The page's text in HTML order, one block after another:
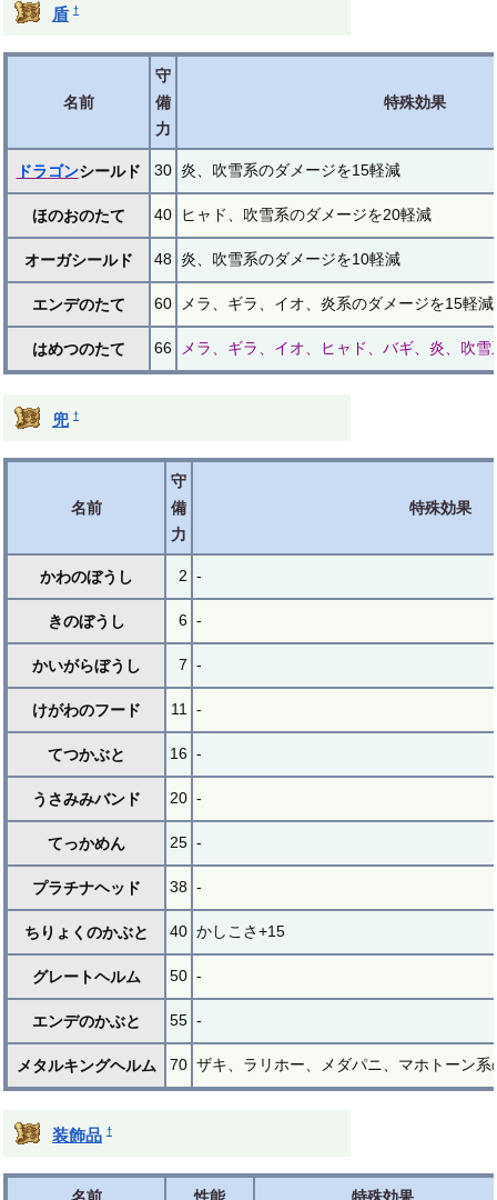
盾 †
名前
守
備
力
特殊効果
ドラゴンシールド 30 炎、吹雪系のダメージを15軽減
ほのおのたて 40 ヒャド、吹雪系のダメージを20軽減
オーガシールド 48 炎、吹雪系のダメージを10軽減
エンデのたて 60 メラ、ギラ、イオ、炎系のダメージを15軽減
はめつのたて 66 メラ、ギラ、イオ、ヒャド、バギ、炎、吹
兜 †
名前
守
備
力
特殊効果
かわのぼうし 2 -
きのぼうし 6 -
かいがらぼうし 7 -
けがわのフード 11 -
てつかぶと 16 -
うさみみバンド 20 -
てっかめん 25 -
プラチナヘッド 38 -
ちりょくのかぶと 40 かしこさ+15
グレートヘルム 50 -
エンデのかぶと 55 -
メタルキングヘルム 70 ザキ、ラリホー、メダパニ、マホトーン
装飾品 †